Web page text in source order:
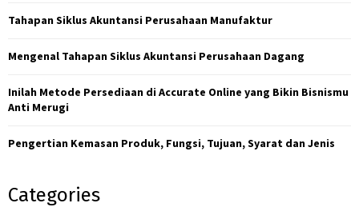
rTahapan Siklus Akuntansi Perusahaan Manufaktur
Mengenal Tahapan Siklus Akuntansi Perusahaan Dagang
Inilah Metode Persediaan di Accurate Online yang Bikin Bisnismu
Anti Merugi
Pengertian Kemasan Produk, Fungsi, Tujuan, Syarat dan Jenis
Categories